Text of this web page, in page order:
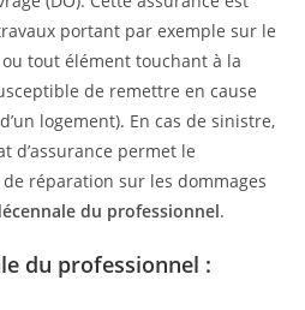
portant par exemple sur le
tout élément touchant à la
de remettre en cause
logement). En cas de sinistre,
d’assurance permet le
réparation sur les dommages
du professionnel.
du professionnel :